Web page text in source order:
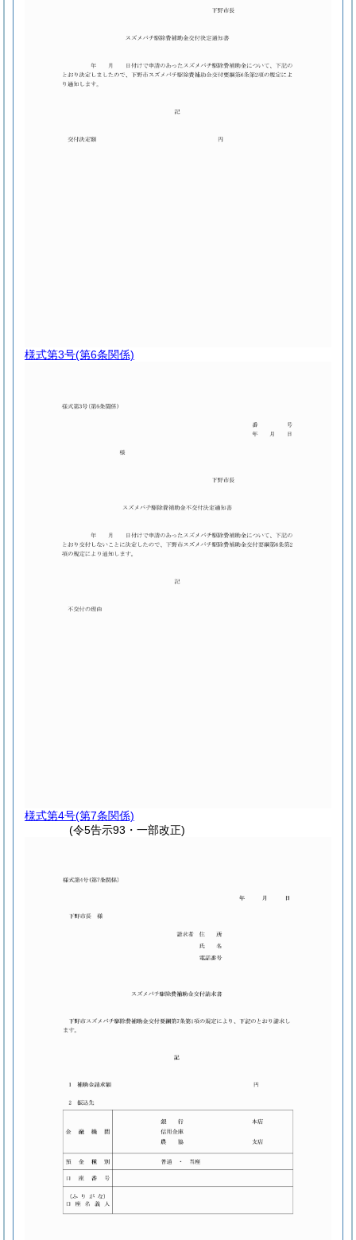
様式第3号(第6条関係)
様式第4号(第7条関係)
(令5告示93・一部改正)